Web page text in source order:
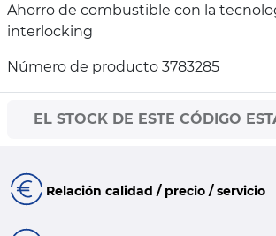
Ahorro de combustible con la
interlocking
Número de producto 3783285
EL STOCK DE ESTE CÓDIGO
Relación calidad / precio / servicio